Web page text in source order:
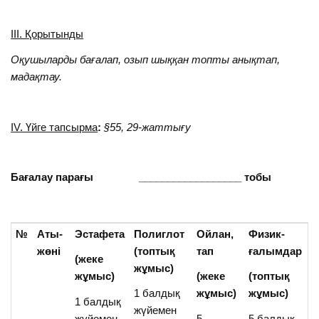
ІІІ. Қорытынды
Оқушыларды бағалап, озып шыққан топты анықтап,
мадақтау.
ІV. Үйге тапсырма: §55, 29-жаттығу
Бағалау парағы тобы
№
Аты-
жөні
Эстафета
(жеке
жұмыс)
1 балдық
Полиглот
(топтық
жұмыс)
1 балдық
жүйемен
Ойлан,
тап
(жеке
жұмыс)
Физик-
ғалымдар
(топтық
жұмыс)